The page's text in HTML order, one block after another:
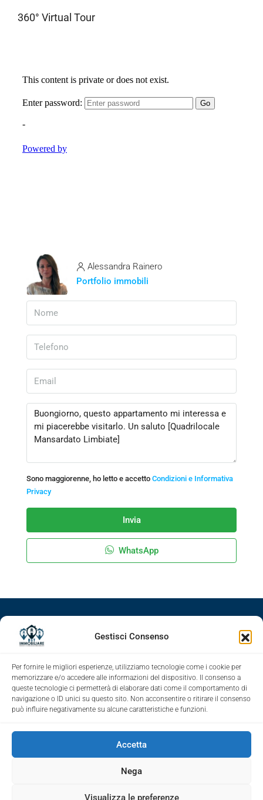
Gestisci Consenso
Per fornire le migliori esperienze, utilizziamo tecnologie come i cookie per
memorizzare e/o accedere alle informazioni del dispositivo. Il consenso a
queste tecnologie ci permetterà di elaborare dati come il comportamento di
navigazione o ID unici su questo sito. Non acconsentire o ritirare il consenso
può influire negativamente su alcune caratteristiche e funzioni.
Accetta
Nega
Visualizza le preferenze
360° Virtual Tour
Alessandra Rainero
Portfolio immobili
Sono maggiorenne, ho letto e accetto Condizioni e Informativa
Privacy
Invia
WhatsApp